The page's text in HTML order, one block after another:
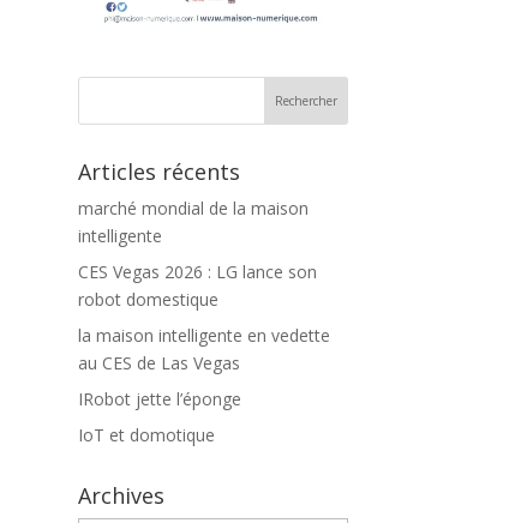
Articles récents
marché mondial de la maison
intelligente
CES Vegas 2026 : LG lance son
robot domestique
la maison intelligente en vedette
au CES de Las Vegas
IRobot jette l’éponge
IoT et domotique
Archives